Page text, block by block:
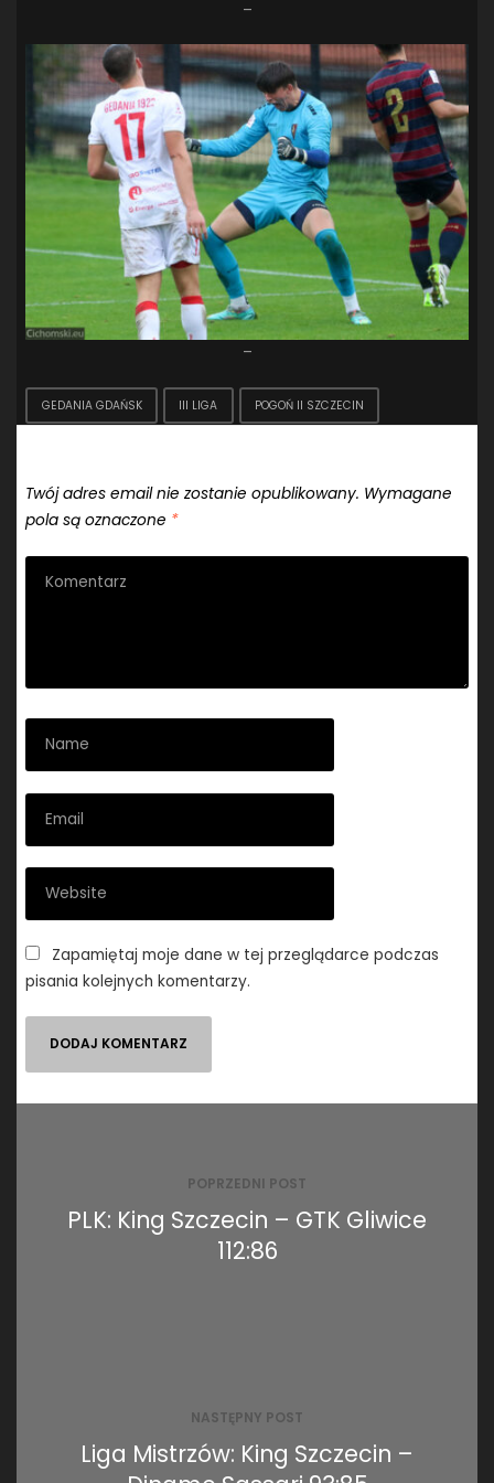
–
–
GEDANIA GDAŃSK III LIGA POGOŃ II SZCZECIN
Twój adres email nie zostanie opublikowany. Wymagane
pola są oznaczone *
Zapamiętaj moje dane w tej przeglądarce podczas
pisania kolejnych komentarzy.
POPRZEDNI POST
PLK: King Szczecin – GTK Gliwice
112:86
NASTĘPNY POST
Liga Mistrzów: King Szczecin –